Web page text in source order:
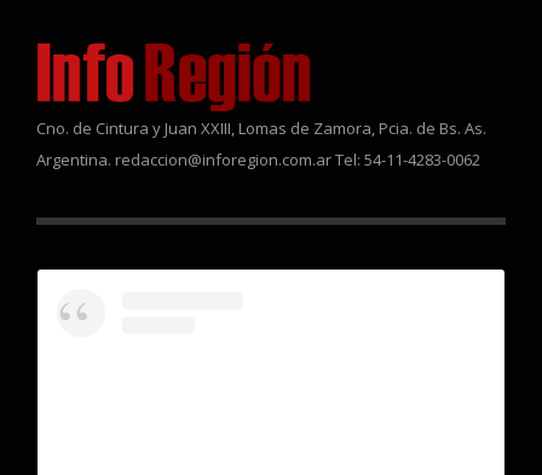
Cno. de Cintura y Juan XXIII, Lomas de Zamora, Pcia. de Bs. As.
Argentina. redaccion@inforegion.com.ar Tel: 54-11-4283-0062